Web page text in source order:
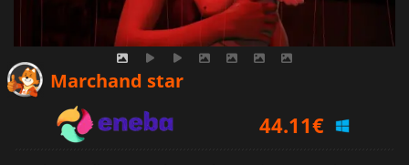
Marchand star
44.11€